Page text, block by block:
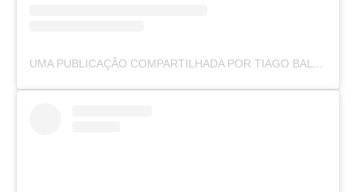
UMA PUBLICAÇÃO COMPARTILHADA POR TIAGO BALTT (@TIAGOBALTT)